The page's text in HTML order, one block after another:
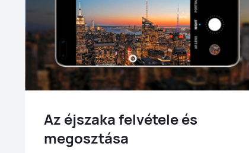
Az éjszaka felvétele és
megosztása